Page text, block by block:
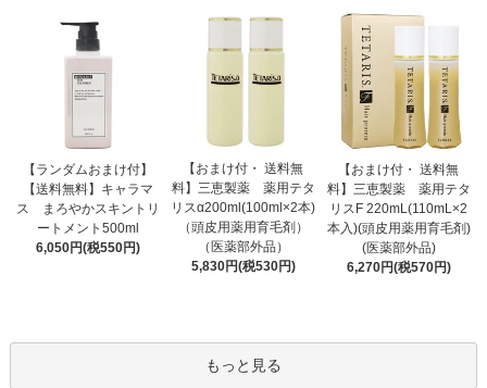
【ランダムおまけ付】
【送料無料】キャラマ
ス まろやかスキントリ
ートメント500ml
6,050円(税550円)
【おまけ付・ 送料無
料】三恵製薬 薬用テタ
リスα200ml(100ml×2本)
（頭皮用薬用育毛剤）
（医薬部外品）
5,830円(税530円)
【おまけ付・ 送料無
料】三恵製薬 薬用テタ
リスF 220mL(110mL×2
本入)(頭皮用薬用育毛剤)
(医薬部外品)
6,270円(税570円)
もっと見る